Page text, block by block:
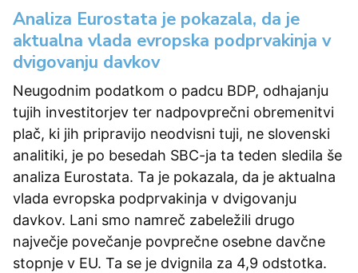
Analiza Eurostata je pokazala, da je
aktualna vlada evropska podprvakinja v
dvigovanju davkov
Neugodnim podatkom o padcu BDP, odhajanju
tujih investitorjev ter nadpovprečni obremenitvi
plač, ki jih pripravijo neodvisni tuji, ne slovenski
analitiki, je po besedah SBC-ja ta teden sledila še
analiza Eurostata. Ta je pokazala, da je aktualna
vlada evropska podprvakinja v dvigovanju
davkov. Lani smo namreč zabeležili drugo
največje povečanje povprečne osebne davčne
stopnje v EU. Ta se je dvignila za 4,9 odstotka.